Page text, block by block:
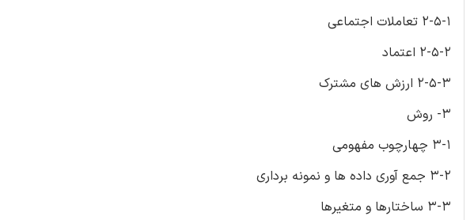
2-5-1 تعاملات اجتماعی
2-5-2 اعتماد
2-5-3 ارزش های مشترک
3- روش
3-1 چهارچوب مفهومی
3-2 جمع آوری داده ها و نمونه برداری
3-3 ساختارها و متغیرها